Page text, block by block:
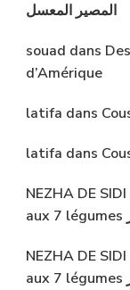
المصير المعسل
souad dans
d’Amérique
latifa dans
latifa dans
NEZHA DE
NEZHA DE